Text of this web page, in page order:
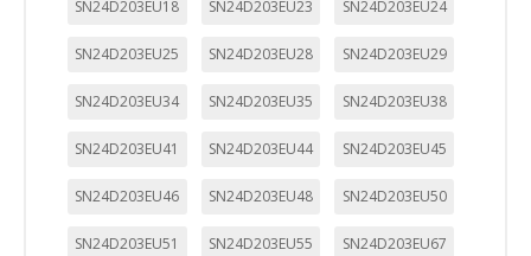
SN24D203EU18 SN24D203EU23 SN24D203EU24
SN24D203EU25 SN24D203EU28 SN24D203EU29
SN24D203EU34 SN24D203EU35 SN24D203EU38
SN24D203EU41 SN24D203EU44 SN24D203EU45
SN24D203EU46 SN24D203EU48 SN24D203EU50
SN24D203EU51 SN24D203EU55 SN24D203EU67